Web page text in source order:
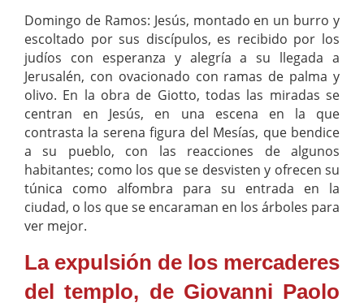
Domingo de Ramos: Jesús, montado en un burro y
escoltado por sus discípulos, es recibido por los
judíos con esperanza y alegría a su llegada a
Jerusalén, con ovacionado con ramas de palma y
olivo. En la obra de Giotto, todas las miradas se
centran en Jesús, en una escena en la que
contrasta la serena figura del Mesías, que bendice
a su pueblo, con las reacciones de algunos
habitantes; como los que se desvisten y ofrecen su
túnica como alfombra para su entrada en la
ciudad, o los que se encaraman en los árboles para
ver mejor.
La expulsión de los mercaderes
del templo, de Giovanni Paolo